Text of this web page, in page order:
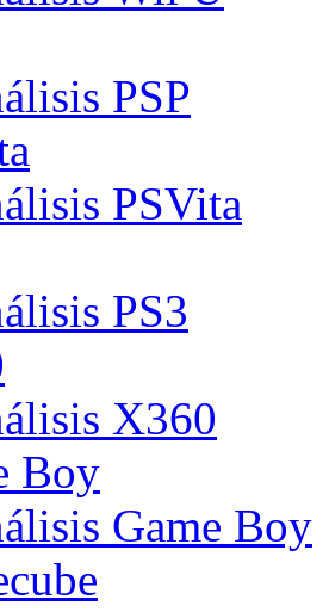
PSP
PSVita
PS3
X360
Boy
Game Boy